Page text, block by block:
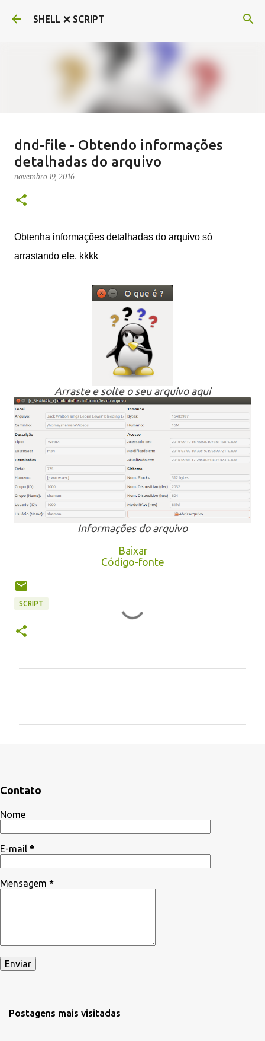
Pular para o conteúdo principal
SHELL ❌ SCRIPT
Postagem em destaque
Criando bot do Telegram em Shell
script com ShellBot
março 10, 2017 BOT
dnd-file - Obtendo informações
detalhadas do arquivo
novembro 19, 2016
Obtenha informações detalhadas do arquivo só
arrastando ele. kkkk
Arraste e solte o seu arquivo aqui
Informações do arquivo
Baixar
Código-fonte
SCRIPT
á
i
o
s
Contato
Nome
E-mail *
Mensagem *
Postagens mais visitadas